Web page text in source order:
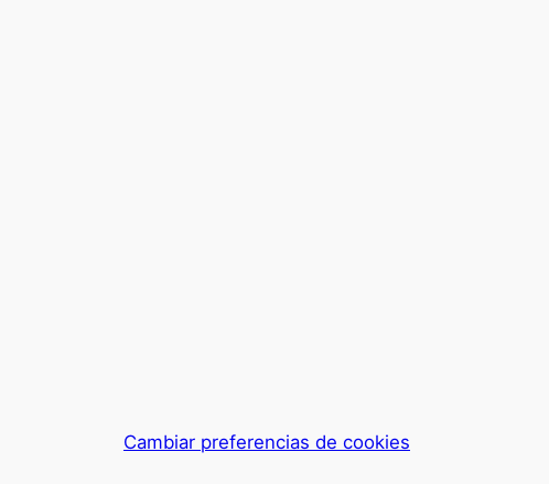
Cambiar preferencias de cookies